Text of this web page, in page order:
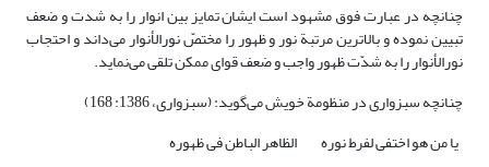
چنانچه در عبارت فوق مشهود است ایشان تمایز بین انوار را به شدت و ضعف
تبیین نموده و بالاترین مرتبة نور و ظهور را مختصّ نور‌الأنوار می‌داند و احتجاب
نور‌الأنوار را به شدّت ظهور واجب و ضعف قوای ممکن تلقی می‌نماید.
چنانچه سبزواری در منظومة خویش می‌گوید: (سبزواری، 1386: 168)
یا من هو اختفی لفرط نوره الظاهر الباطن فی ظهوره